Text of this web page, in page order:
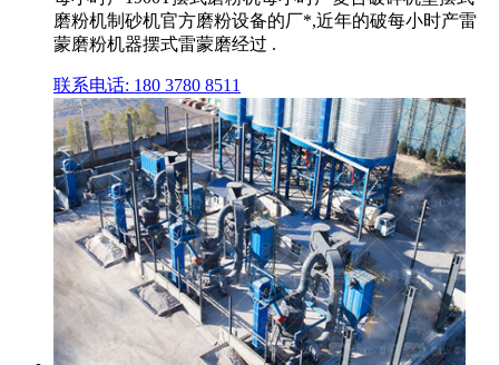
磨粉机制砂机官方磨粉设备的厂*,近年的破每小时产雷
蒙磨粉机器摆式雷蒙磨经过 .
联系电话: 180 3780 8511